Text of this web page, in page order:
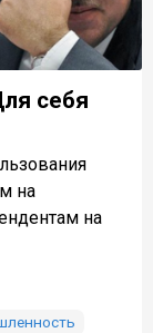
себя
на
на